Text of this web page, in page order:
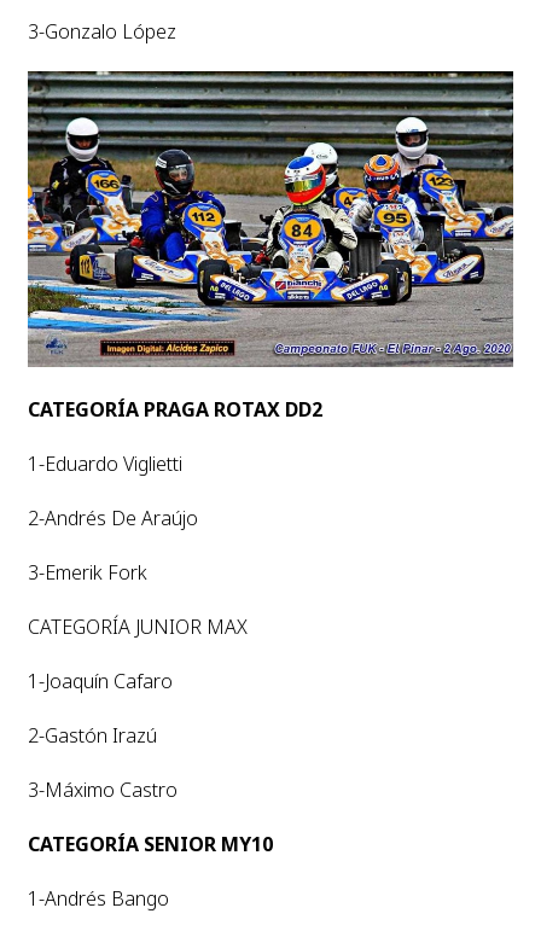
3-Gonzalo López
CATEGORÍA PRAGA ROTAX DD2
1-Eduardo Viglietti
2-Andrés De Araújo
3-Emerik Fork
CATEGORÍA JUNIOR MAX
1-Joaquín Cafaro
2-Gastón Irazú
3-Máximo Castro
CATEGORÍA SENIOR MY10
1-Andrés Bango